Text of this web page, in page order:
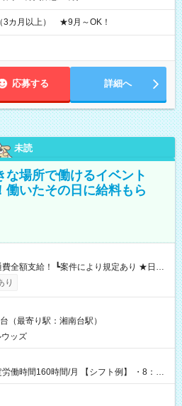
3カ月以上） ★9月～OK！
応募する 詳細へ
未読
な場所で働けるイベント
いたその日に給料もら
┗働いたその日に現金GET♪ お仕事後はコ
引き落とせます！ 【試用期間】試
り
（最寄り駅：湘南台駅）
ッズ
時間/月 【シフト例】 ・8：00